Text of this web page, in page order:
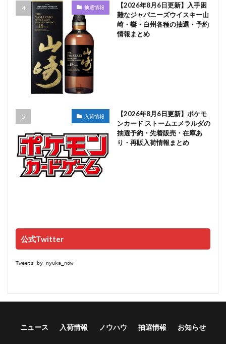
抽選情報
【2026年8月6日更新】入手困
難なジャパニーズウイスキー山
崎・響・白州各種の抽選・予約
情報まとめ
入荷情報
【2026年8月6日更新】ポケモ
ンカード ストームエメラルダの
抽選予約・先着販売・在庫あ
り・再販入荷情報まとめ
公式Twitter
Tweets by nyuka_now
ニュース 入荷情報 ノウハウ 抽選情報 お知らせ